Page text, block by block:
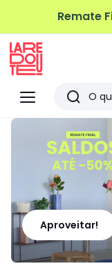
Remate
Menu
Redoute
Últimos
artigos
vistos
Aproveitar!